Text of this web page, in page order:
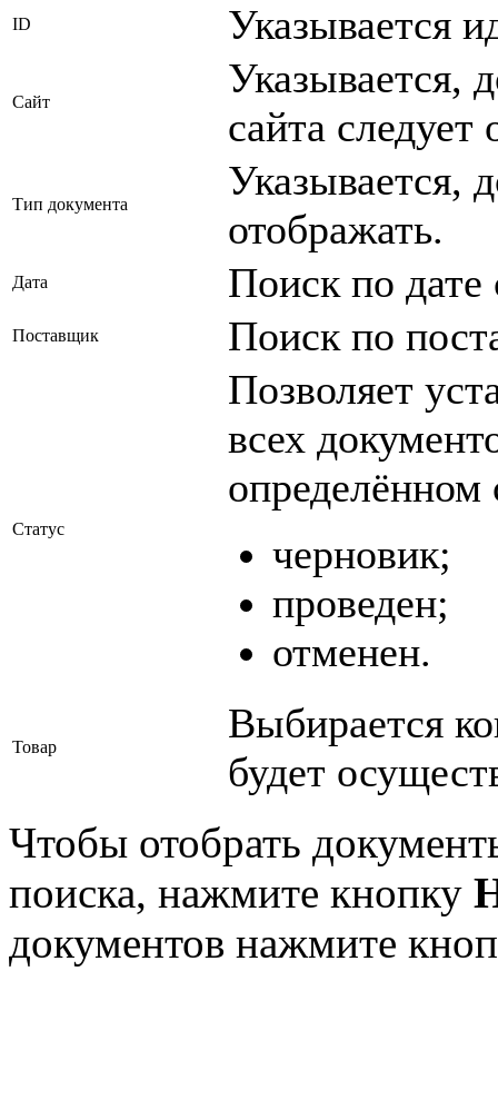
ID Указывается
Сайт
Указывается,
сайта следует
Тип документа
Указывается,
отображать.
Дата Поиск по дате
Поставщик Поиск по
Статус
Позволяет
всех
определённом
черновик;
проведен;
отменен.
Товар
Выбирается
будет
Чтобы отобрать
поиска, нажмите кнопку
документов нажмите